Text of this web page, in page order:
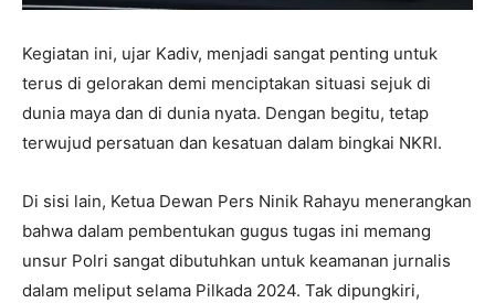
Kegiatan ini, ujar Kadiv, menjadi sangat penting untuk
terus di gelorakan demi menciptakan situasi sejuk di
dunia maya dan di dunia nyata. Dengan begitu, tetap
terwujud persatuan dan kesatuan dalam bingkai NKRI.
Di sisi lain, Ketua Dewan Pers Ninik Rahayu menerangkan
bahwa dalam pembentukan gugus tugas ini memang
unsur Polri sangat dibutuhkan untuk keamanan jurnalis
dalam meliput selama Pilkada 2024. Tak dipungkiri,